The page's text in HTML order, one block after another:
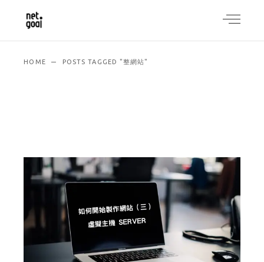
HOME POSTS TAGGED "整網站"